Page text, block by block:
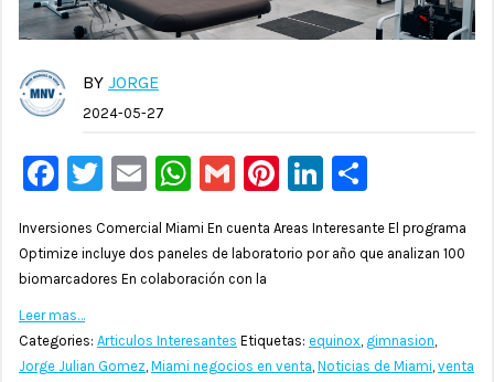
BY JORGE
2024-05-27
Facebook
Twitter
EmailWhatsApp
GmailPinterest
LinkedIn
Inversiones Comercial Miami En cuenta Areas Interesante El programa
Optimize incluye dos paneles de laboratorio por año que analizan 100
biomarcadores En colaboración con la
Leer mas…
Categories: Articulos Interesantes Etiquetas: equinox, gimnasion,
Jorge Julian Gomez, Miami negocios en venta, Noticias de Miami, venta